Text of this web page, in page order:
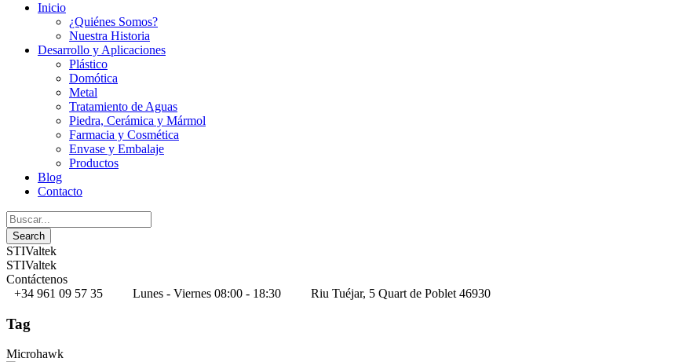
Inicio
¿Quiénes Somos?
Nuestra Historia
Desarrollo y Aplicaciones
Plástico
Domótica
Metal
Tratamiento de Aguas
Piedra, Cerámica y Mármol
Farmacia y Cosmética
Envase y Embalaje
Productos
Blog
Contacto
STIValtek
STIValtek
Contáctenos
+34 961 09 57 35
Lunes - Viernes 08:00 - 18:30 Riu Tuéjar, 5 Quart de Poblet 46930
Tag
Microhawk